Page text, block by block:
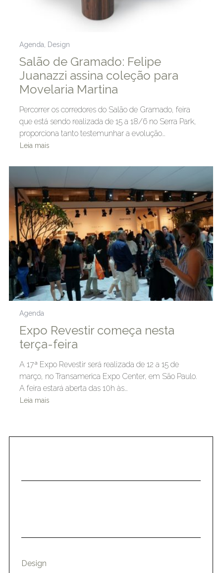
Agenda Design
Salão de Gramado: Felipe
Juanazzi assina coleção para
Movelaria Martina
Percorrer os corredores do Salão de Gramado, feira
que está sendo realizada de 15 a 18/6 no Serra Park,
proporciona tanto testemunhar a evolução…
Leia mais
Agenda
Expo Revestir começa nesta
terça-feira
A 17ª Expo Revestir será realizada de 12 a 15 de
março, no Transamerica Expo Center, em São Paulo.
A feira estará aberta das 10h às…
Leia mais
Design